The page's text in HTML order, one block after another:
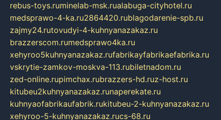
rebus-toys.ruminelab-msk.rualabuga-cityhotel.ru
medsprawo-4-ka.ru2864420.rublagodarenie-spb.ru
zajmy24.rutovudyi-4-kuhnyanazakaz.ru
brazzerscom.rumedsprawo4ka.ru
xehyroo5kuhnyanazakaz.rufabrikayfabrikaefabrika.ru
vskrytie-zamkov-moskva-113.rubiletnadom.ru
zed-online.rupimchax.rubrazzers-hd.ruz-host.ru
kitubeu2kuhnyanazakaz.runaperekate.ru
kuhnyaofabrikaufabrik.rukitubeu-2-kuhnyanazakaz.ru
xehyroo-5-kuhnyanazakaz.rucs-68.ru